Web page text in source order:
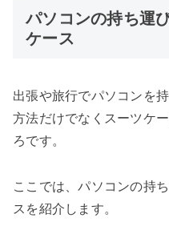
パソコンの持ち運
ケース
出張や旅行でパソコンを
方法だけでなくスーツケ
ろです。
ここでは、パソコンの持
スを紹介します。